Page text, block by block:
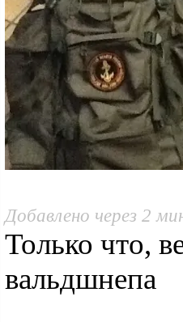
Добавлено через 2
Только что,
вальдшнепа